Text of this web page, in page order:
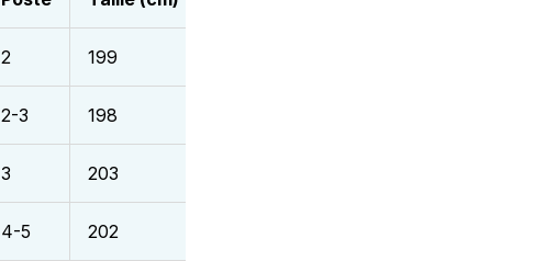
2 199
2-3 198
3 203
4-5 202